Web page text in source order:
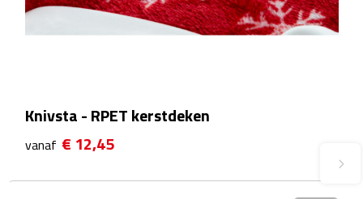
Drinkbekers
Knivsta - RPET kerstdeken
vanaf € 12,45